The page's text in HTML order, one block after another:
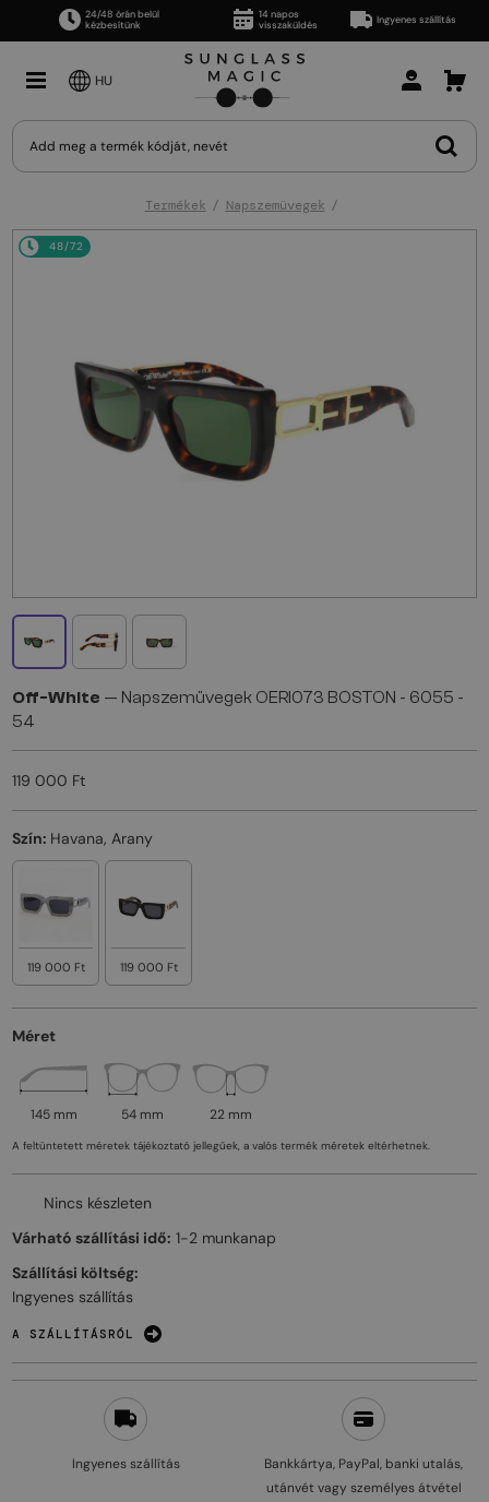
24/48 órán belül
kézbesítünk
14 napos
visszaküldés
Ingyenes szállítás
HU
Termékek Napszemüvegek
Ingyenes szállítás
Bankkártya, PayPal, banki utalás,
utánvét vagy személyes átvétel
48/72
Off-White — Napszemüvegek OERI073 BOSTON - 6055 -
54
119 000 Ft
Szín: Havana, Arany
119 000 Ft 119 000 Ft
Méret
145 mm 54 mm 22 mm
A feltüntetett méretek tájékoztató jellegűek, a valós termék méretek eltérhetnek.
Nincs készleten
Várható szállítási idő: 1-2 munkanap
Szállítási költség:
Ingyenes szállítás
A SZÁLLÍTÁSRÓL